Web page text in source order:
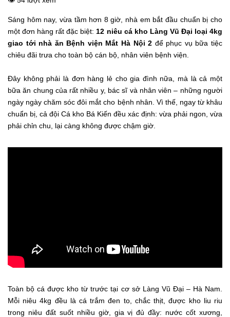
Sáng hôm nay, vừa tầm hơn 8 giờ, nhà em bắt đầu chuẩn bị cho
một đơn hàng rất đặc biệt: 12 niêu cá kho Làng Vũ Đại loại 4kg
giao tới nhà ăn Bệnh viện Mắt Hà Nội 2 để phục vụ bữa tiệc
chiêu đãi trưa cho toàn bộ cán bộ, nhân viên bệnh viện.
Đây không phải là đơn hàng lẻ cho gia đình nữa, mà là cả một
bữa ăn chung của rất nhiều y, bác sĩ và nhân viên – những người
ngày ngày chăm sóc đôi mắt cho bệnh nhân. Vì thế, ngay từ khâu
chuẩn bị, cả đội Cá kho Bá Kiến đều xác định: vừa phải ngon, vừa
phải chỉn chu, lại càng không được chậm giờ.
Toàn bộ cá được kho từ trước tại cơ sở Làng Vũ Đại – Hà Nam.
Mỗi niêu 4kg đều là cá trắm đen to, chắc thịt, được kho liu riu
trong niêu đất suốt nhiều giờ, gia vị đủ đầy: nước cốt xương,